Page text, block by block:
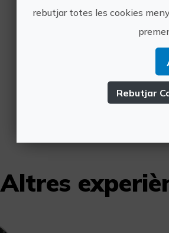
Siesta
Altres
rebutjar totes les cookies
Rebutjar